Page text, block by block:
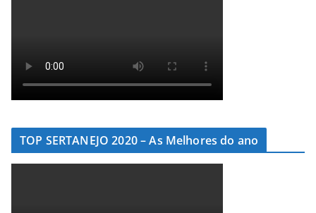
TOP SERTANEJO 2020 – As Melhores do ano